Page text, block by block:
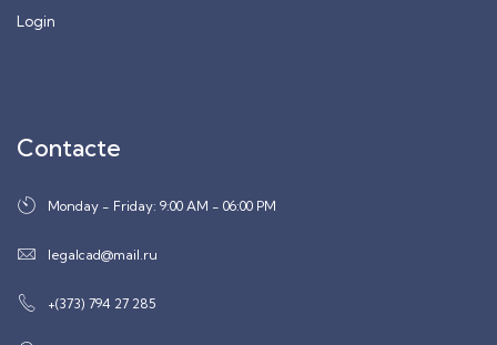
Login
Contacte
Monday - Friday: 9:00 AM - 06:00 PM
legalcad@mail.ru
+(373) 794 27 285